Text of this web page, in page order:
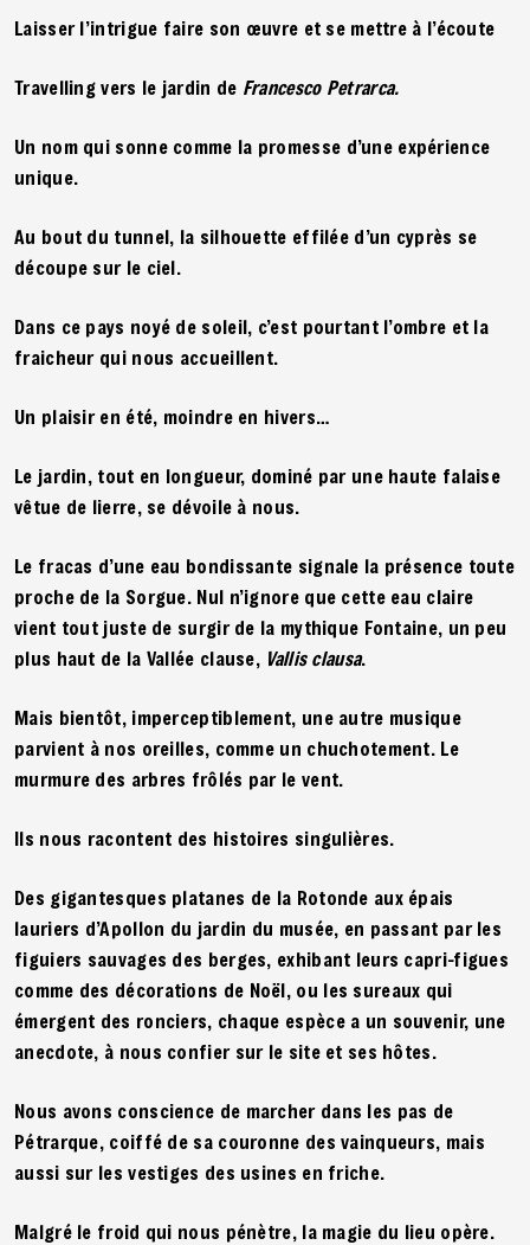
Laisser l’intrigue faire son œuvre et se mettre à l’écoute
Travelling vers le jardin de Francesco Petrarca.
Un nom qui sonne comme la promesse d’une expérience
unique.
Au bout du tunnel, la silhouette effilée d’un cyprès se
découpe sur le ciel.
Dans ce pays noyé de soleil, c’est pourtant l’ombre et la
fraicheur qui nous accueillent.
Un plaisir en été, moindre en hivers…
Le jardin, tout en longueur, dominé par une haute falaise
vêtue de lierre, se dévoile à nous.
Le fracas d’une eau bondissante signale la présence toute
proche de la Sorgue. Nul n’ignore que cette eau claire
vient tout juste de surgir de la mythique Fontaine, un peu
plus haut de la Vallée clause, Vallis clausa.
Mais bientôt, imperceptiblement, une autre musique
parvient à nos oreilles, comme un chuchotement. Le
murmure des arbres frôlés par le vent.
Ils nous racontent des histoires singulières.
Des gigantesques platanes de la Rotonde aux épais
lauriers d’Apollon du jardin du musée, en passant par les
figuiers sauvages des berges, exhibant leurs capri-figues
comme des décorations de Noël, ou les sureaux qui
émergent des ronciers, chaque espèce a un souvenir, une
anecdote, à nous confier sur le site et ses hôtes.
Nous avons conscience de marcher dans les pas de
Pétrarque, coiffé de sa couronne des vainqueurs, mais
aussi sur les vestiges des usines en friche.
Malgré le froid qui nous pénètre, la magie du lieu opère.